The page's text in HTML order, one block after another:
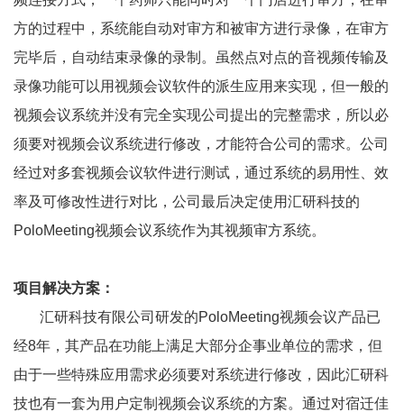
方的过程中，系统能自动对审方和被审方进行录像，在审方
完毕后，自动结束录像的录制。虽然点对点的音视频传输及
录像功能可以用视频会议软件的派生应用来实现，但一般的
视频会议系统并没有完全实现公司提出的完整需求，所以必
须要对视频会议系统进行修改，才能符合公司的需求。公司
经过对多套视频会议软件进行测试，通过系统的易用性、效
率及可修改性进行对比，公司最后决定使用汇研科技的
PoloMeeting视频会议系统作为其视频审方系统。
项目解决方案：
汇研科技有限公司研发的PoloMeeting视频会议产品已
经8年，其产品在功能上满足大部分企事业单位的需求，但
由于一些特殊应用需求必须要对系统进行修改，因此汇研科
技也有一套为用户定制视频会议系统的方案。通过对宿迁佳